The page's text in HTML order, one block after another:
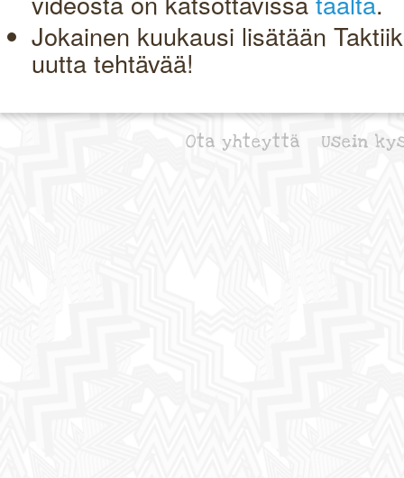
Jokainen kuukausi lisätään
uutta tehtävää!
Ota yhteyttä Usein